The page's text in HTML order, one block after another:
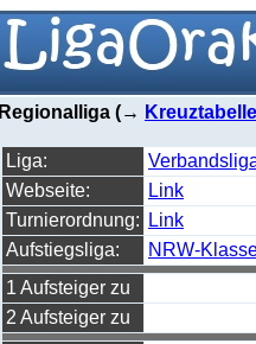
Regionalliga (→ Kreuztabelle
Liga:
Webseite:
Link
Turnierordnung:
Link
Aufstiegsliga:
NRW-
1 Aufsteiger zu
2 Aufsteiger zu